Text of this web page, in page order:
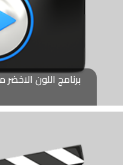
برنامج اللون